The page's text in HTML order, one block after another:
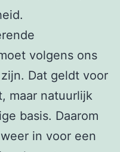
volgens ons
Dat geldt voor
maar natuurlijk
basis. Daarom
in voor een